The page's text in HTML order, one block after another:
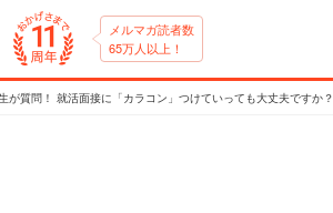
メルマガ読者数
65万人以上！
が質問！ 就活面接に「カラコン」つけていっても大丈夫ですか？